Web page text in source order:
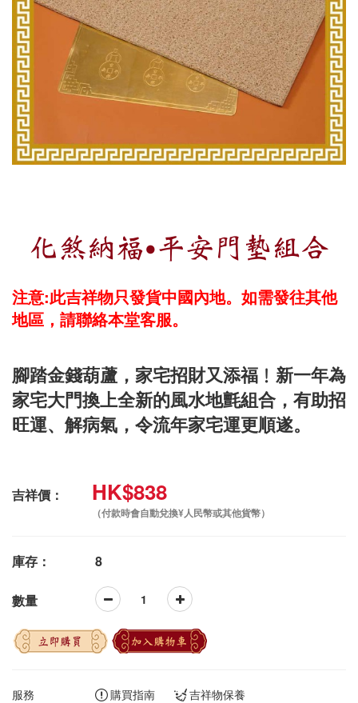
化煞納福‧平安門墊組合
注意:此吉祥物只發貨中國內地。如需發往其他
地區，請聯絡本堂客服。
腳踏金錢葫蘆，家宅招財又添福﹗新一年為
家宅大門換上全新的風水地氈組合，有助招
旺運、解病氣，令流年家宅運更順遂。
吉祥價： HK$838
（付款時會自動兌換¥人民幣或其他貨幣）
庫存： 8
數量
立即購買 加入購物車
服務 購買指南 吉祥物保養